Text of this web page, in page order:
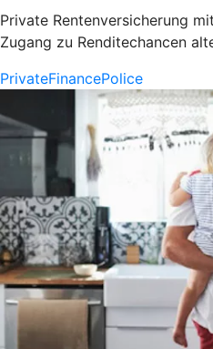
Private Rentenversicherung
Zugang zu Renditechancen
PrivateFinancePolice